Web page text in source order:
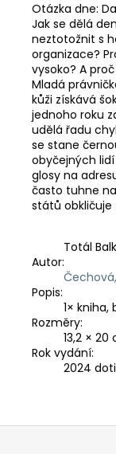
Otázka dne:
Jak se dělá
neztotožnit s
organizace?
vysoko? A
Mladá
kůži získává
jednoho roku
udělá řadu
se stane
obyčejných
glosy na
často tuhne
států obkličuje
Totál
Autor:
Popis:
1× kniha,
Rozměry:
13,2 × 20
Rok vydání:
2024